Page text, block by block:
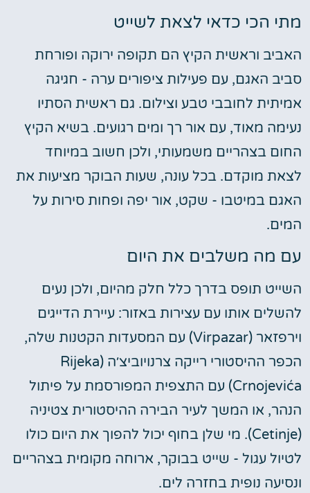
מתי הכי כדאי לצאת לשייט
האביב וראשית הקיץ הם תקופה ירוקה ופורחת
סביב האגם, עם פעילות ציפורים ערה - חגיגה
אמיתית לחובבי טבע וצילום. גם ראשית הסתיו
נעימה מאוד, עם אור רך ומים רגועים. בשיא הקיץ
החום בצהריים משמעותי, ולכן חשוב במיוחד
לצאת מוקדם. בכל עונה, שעות הבוקר מציעות את
האגם במיטבו - שקט, אור יפה ופחות סירות על
המים.
עם מה משלבים את היום
השייט תופס בדרך כלל חלק מהיום, ולכן נעים
להשלים אותו עם עצירות באזור: עיירת הדייגים
וירפזאר (Virpazar) עם המסעדות הקטנות שלה,
הכפר ההיסטורי רייקה צרנויוביצ׳ה (Rijeka
Crnojevića) עם התצפית המפורסמת על פיתול
הנהר, או המשך לעיר הבירה ההיסטורית צטיניה
(Cetinje). מי שלן בחוף יכול להפוך את היום כולו
לטיול עגול - שייט בבוקר, ארוחה מקומית בצהריים
ונסיעה נופית בחזרה לים.